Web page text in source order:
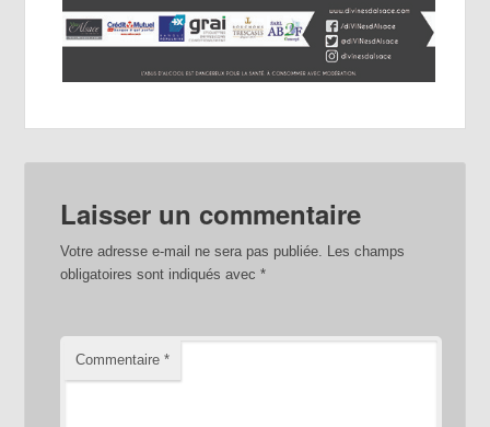
Laisser un commentaire
Votre adresse e-mail ne sera pas publiée. Les champs
obligatoires sont indiqués avec*
Commentaire*